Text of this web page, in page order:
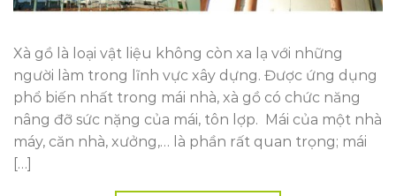
Xà gồ là loại vật liệu không còn xa lạ với những
người làm trong lĩnh vực xây dựng. Được ứng dụng
phổ biến nhất trong mái nhà, xà gồ có chức năng
nâng đỡ sức nặng của mái, tôn lợp. Mái của một nhà
máy, căn nhà, xưởng,… là phần rất quan trọng; mái
[…]